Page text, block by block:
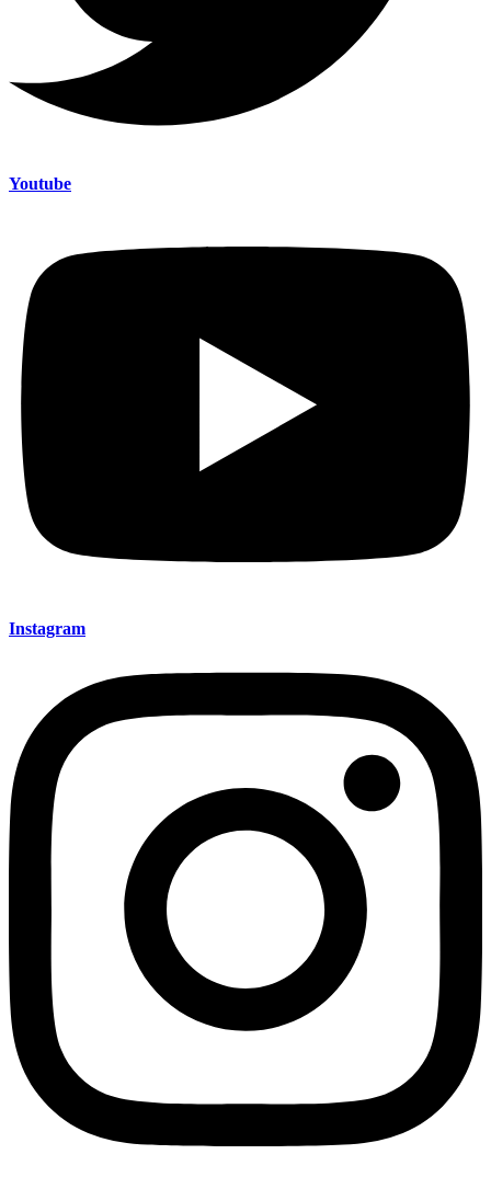
Youtube
Instagram